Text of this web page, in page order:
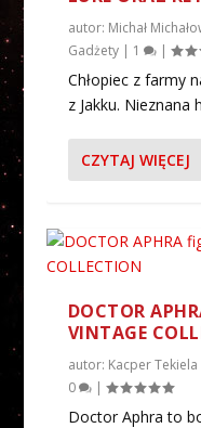
autor: Michał
Gadżety| 1 |
Chłopiec z farmy
z Jakku. Nieznana
CZYTAJ WIĘCEJ
DOCTOR
VINTAGE
autor: Kacper Tekiela
0
|
Doctor Aphra to